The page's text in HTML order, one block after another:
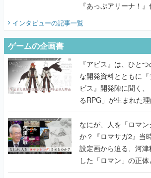
『あっぷアリーナ！
てみた
インタビューの記事一覧
ゲームの企画書
『アビス』は、ひと
な開発資料とともに
ビス』開発陣に聞く
るRPG」が生まれた
書】
なにが、人を「ロマ
か？『ロマサガ2』当
設定画から迫る、河
した「ロマン」の正
書】